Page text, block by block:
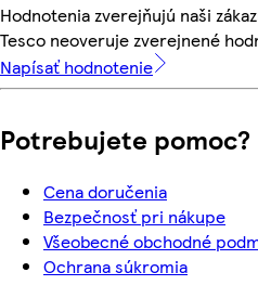
Hodnotenia zverejňujú naši
Tesco neoveruje zverejnené
Napísať hodnotenie
Potrebujete pomoc?
Cena doručenia
Bezpečnosť pri nákupe
Všeobecné obchodné
Ochrana súkromia